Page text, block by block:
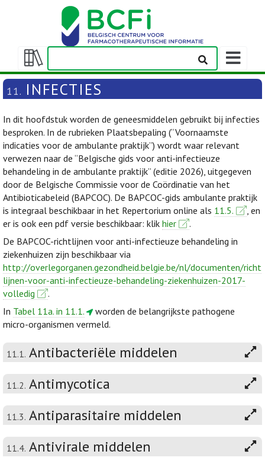
Weergeven/verbergen
inhoudstafel
11. INFECTIES
In dit hoofdstuk worden de geneesmiddelen gebruikt bij infecties
besproken. In de rubrieken Plaatsbepaling (“Voornaamste
indicaties voor de ambulante praktijk”) wordt waar relevant
verwezen naar de “Belgische gids voor anti-infectieuze
behandeling in de ambulante praktijk” (editie 2026), uitgegeven
door de Belgische Commissie voor de Coördinatie van het
Antibioticabeleid (BAPCOC). De BAPCOC-gids ambulante praktijk
is integraal beschikbaar in het Repertorium online als 11.5.
, en
er is ook een pdf versie beschikbaar: klik hier
.
De BAPCOC-richtlijnen voor anti-infectieuze behandeling in
ziekenhuizen zijn beschikbaar via
http://overlegorganen.gezondheid.belgie.be/nl/documenten/richt
lijnen-voor-anti-infectieuze-behandeling-ziekenhuizen-2017-
volledig
.
In Tabel 11a. in 11.1.
worden de belangrijkste pathogene
micro-organismen vermeld.
11.1. Antibacteriële middelen
11.2. Antimycotica
11.3. Antiparasitaire middelen
11.4. Antivirale middelen